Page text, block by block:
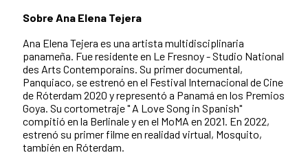
Sobre Ana Elena Tejera
Ana Elena Tejera es una artista multidisciplinaria
panameña. Fue residente en Le Fresnoy - Studio National
des Arts Contemporains. Su primer documental,
Panquiaco, se estrenó en el Festival Internacional de Cine
de Róterdam 2020 y representó a Panamá en los Premios
Goya. Su cortometraje " A Love Song in Spanish"
compitió en la Berlinale y en el MoMA en 2021. En 2022,
estrenó su primer filme en realidad virtual, Mosquito,
también en Róterdam.